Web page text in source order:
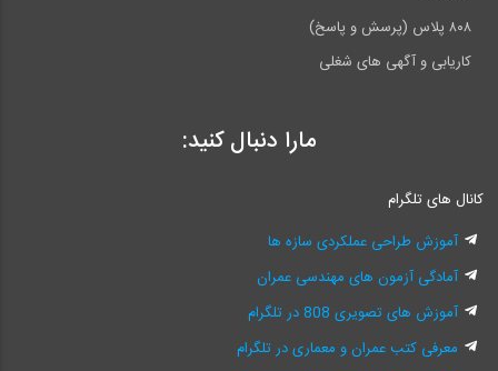
۸۰۸ پلاس (پرسش و پاسخ)
کاریابی و آگهی های شغلی
مارا دنبال کنید:
کانال های تلگرام
آموزش طراحی عملکردی سازه ها
آمادگی آزمون های مهندسی عمران
آموزش های تصویری 808 در تلگرام
معرفی کتب عمران و معماری در تلگرام